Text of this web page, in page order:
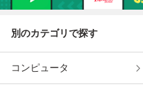
別のカテゴリで探す
コンピュータ